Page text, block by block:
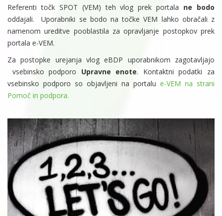
Referenti točk SPOT (VEM) teh vlog prek portala ne bodo
oddajali. Uporabniki se bodo na točke VEM lahko obračali z
namenom ureditve pooblastila za opravljanje postopkov prek
portala e-VEM.
Za postopke urejanja vlog eBDP uporabnikom zagotavljajo
vsebinsko podporo Upravne enote. Kontaktni podatki za
vsebinsko podporo so objavljeni na portalu e-VEM na strani
Pomoč in podpora.